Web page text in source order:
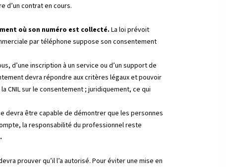
d’un contrat en cours.
où son numéro est collecté.La loi prévoit
par téléphone suppose son consentement
d’une inscription à un service ou d’un support de
devra répondre aux critères légaux et pouvoir
sur le consentement ; juridiquement, ce qui
devra être capable de démontrer que les personnes
la responsabilité du professionnel reste
prouver qu’il l’a autorisé. Pour éviter une mise en